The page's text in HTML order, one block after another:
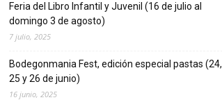
Feria del Libro Infantil y Juvenil (16 de julio al
domingo 3 de agosto)
7 julio, 2025
Bodegonmania Fest, edición especial pastas (24,
25 y 26 de junio)
16 junio, 2025